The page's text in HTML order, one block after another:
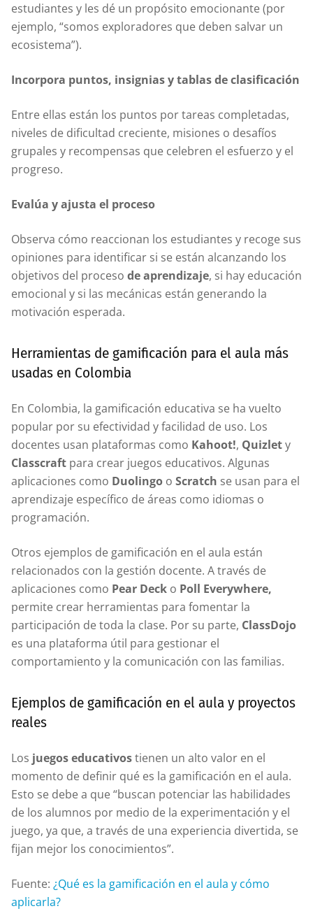
estudiantes y les dé un propósito emocionante (por
ejemplo, “somos exploradores que deben salvar un
ecosistema”).
Incorpora puntos, insignias y tablas de clasificación
Entre ellas están los puntos por tareas completadas,
niveles de dificultad creciente, misiones o desafíos
grupales y recompensas que celebren el esfuerzo y el
progreso.
Evalúa y ajusta el proceso
Observa cómo reaccionan los estudiantes y recoge sus
opiniones para identificar si se están alcanzando los
objetivos del proceso de aprendizaje, si hay educación
emocional y si las mecánicas están generando la
motivación esperada.
Herramientas de gamificación para el aula más
usadas en Colombia
En Colombia, la gamificación educativa se ha vuelto
popular por su efectividad y facilidad de uso. Los
docentes usan plataformas como Kahoot!, Quizlety
Classcraft para crear juegos educativos. Algunas
aplicaciones como Duolingo o Scratch se usan para el
aprendizaje específico de áreas como idiomas o
programación.
Otros ejemplos de gamificación en el aula están
relacionados con la gestión docente. A través de
aplicaciones como Pear Deck o Poll Everywhere,
permite crear herramientas para fomentar la
participación de toda la clase. Por su parte, ClassDojo
es una plataforma útil para gestionar el
comportamiento y la comunicación con las familias.
Ejemplos de gamificación en el aula y proyectos
reales
Los juegos educativostienen un alto valor en el
momento de definir qué es la gamificación en el aula.
Esto se debe a que “buscan potenciar las habilidades
de los alumnos por medio de la experimentación y el
juego, ya que, a través de una experiencia divertida, se
fijan mejor los conocimientos”.
Fuente: ¿Qué es la gamificación en el aula y cómo
aplicarla?